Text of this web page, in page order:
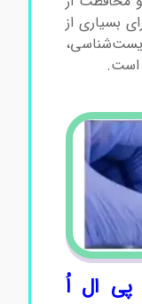
از
محیط
ال اُ